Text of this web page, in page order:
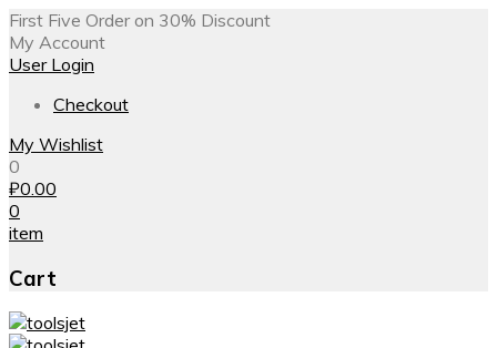
First Five Order on 30% Discount
My Account
User Login
Checkout
My Wishlist
0
₽0.00
0
item
Cart